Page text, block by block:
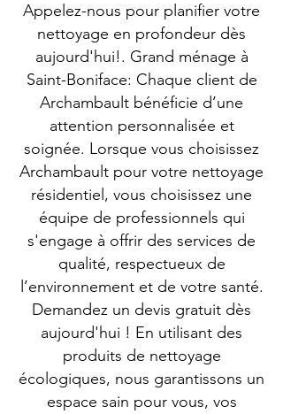
Appelez-nous pour planifier votre
nettoyage en profondeur dès
aujourd'hui!. Grand ménage à
Saint-Boniface: Chaque client de
Archambault bénéficie d’une
attention personnalisée et
soignée. Lorsque vous choisissez
Archambault pour votre nettoyage
résidentiel, vous choisissez une
équipe de professionnels qui
s'engage à offrir des services de
qualité, respectueux de
l’environnement et de votre santé.
Demandez un devis gratuit dès
aujourd'hui ! En utilisant des
produits de nettoyage
écologiques, nous garantissons un
espace sain pour vous, vos